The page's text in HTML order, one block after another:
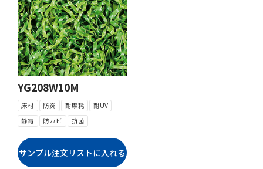
YG208W10M
床材 防炎 耐摩耗
耐UV
静電
防カビ 抗菌